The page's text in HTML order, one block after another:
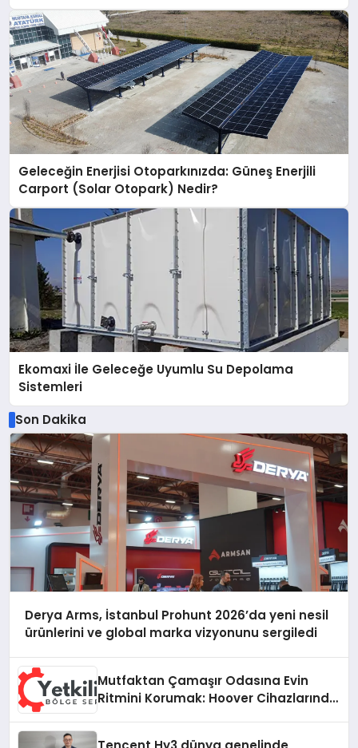
Geleceğin Enerjisi Otoparkınızda: Güneş Enerjili
Carport (Solar Otopark) Nedir?
Ekomaxi İle Geleceğe Uyumlu Su Depolama
Sistemleri
Son Dakika
Derya Arms, İstanbul Prohunt 2026’da yeni nesil
ürünlerini ve global marka vizyonunu sergiledi
Mutfaktan Çamaşır Odasına Evin
Ritmini Korumak: Hoover Cihazlarında